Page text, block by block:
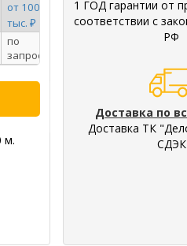
от 100
тыс. ₽
по
запросу
м.
1 ГОД гарантии от
соответствии с
РФ
Доставка по
Доставка ТК
СДЭК